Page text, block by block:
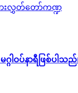
းလွှတ်တော်ကဏ္ဍ
ရီဖြစ်ပါသည်။